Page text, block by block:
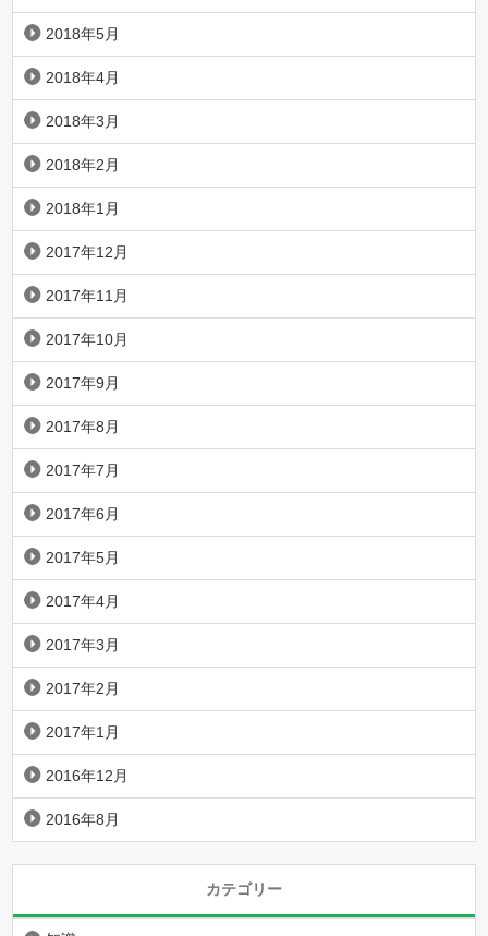
2018年5月
2018年4月
2018年3月
2018年2月
2018年1月
2017年12月
2017年11月
2017年10月
2017年9月
2017年8月
2017年7月
2017年6月
2017年5月
2017年4月
2017年3月
2017年2月
2017年1月
2016年12月
2016年8月
カテゴリー